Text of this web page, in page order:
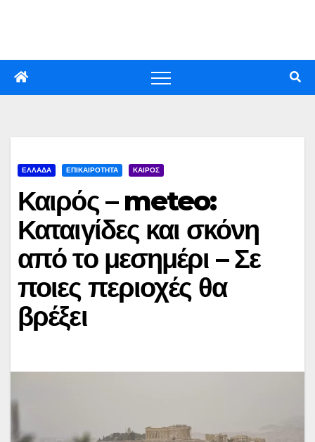
ΕΛΛΑΔΑ ΕΠΙΚΑΙΡΟΤΗΤΑ ΚΑΙΡΟΣ
Καιρός – meteo:
Καταιγίδες και σκόνη
από το μεσημέρι – Σε
ποιες περιοχές θα
βρέξει